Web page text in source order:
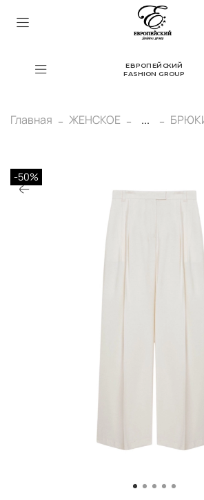
ЕВРОПЕЙСКИЙ
FASHION GROUP
Главная ЖЕНСКОЕ ...
-50%